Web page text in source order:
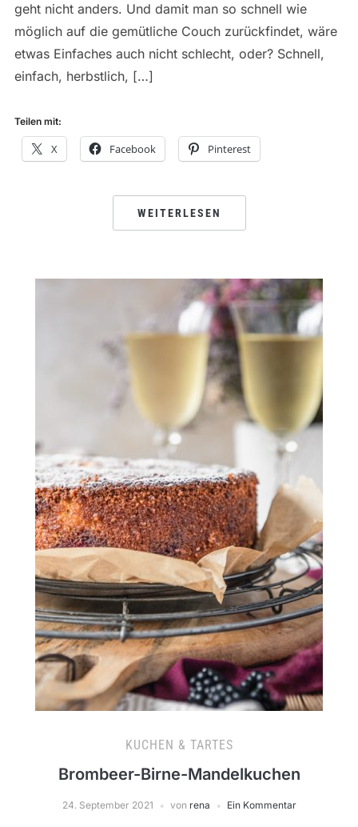
geht nicht anders. Und damit man so schnell wie
möglich auf die gemütliche Couch zurückfindet, wäre
etwas Einfaches auch nicht schlecht, oder? Schnell,
einfach, herbstlich, […]
Teilen mit:
X Facebook Pinterest
WEITERLESEN
KUCHEN & TARTES
Brombeer-Birne-Mandelkuchen
24. September 2021 von rena Ein Kommentar